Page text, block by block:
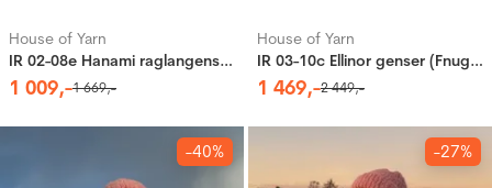
House of Yarn
IR 02-08e Hanami raglangenser (Fnugg in Florence)
1 009,-1 669,-
House of Yarn
IR 03-10c Ellinor genser (Fnugg in Florence)
1 469,-2 449,-
-40% -27%